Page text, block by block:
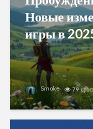
Новые
игры в
Smoke 79